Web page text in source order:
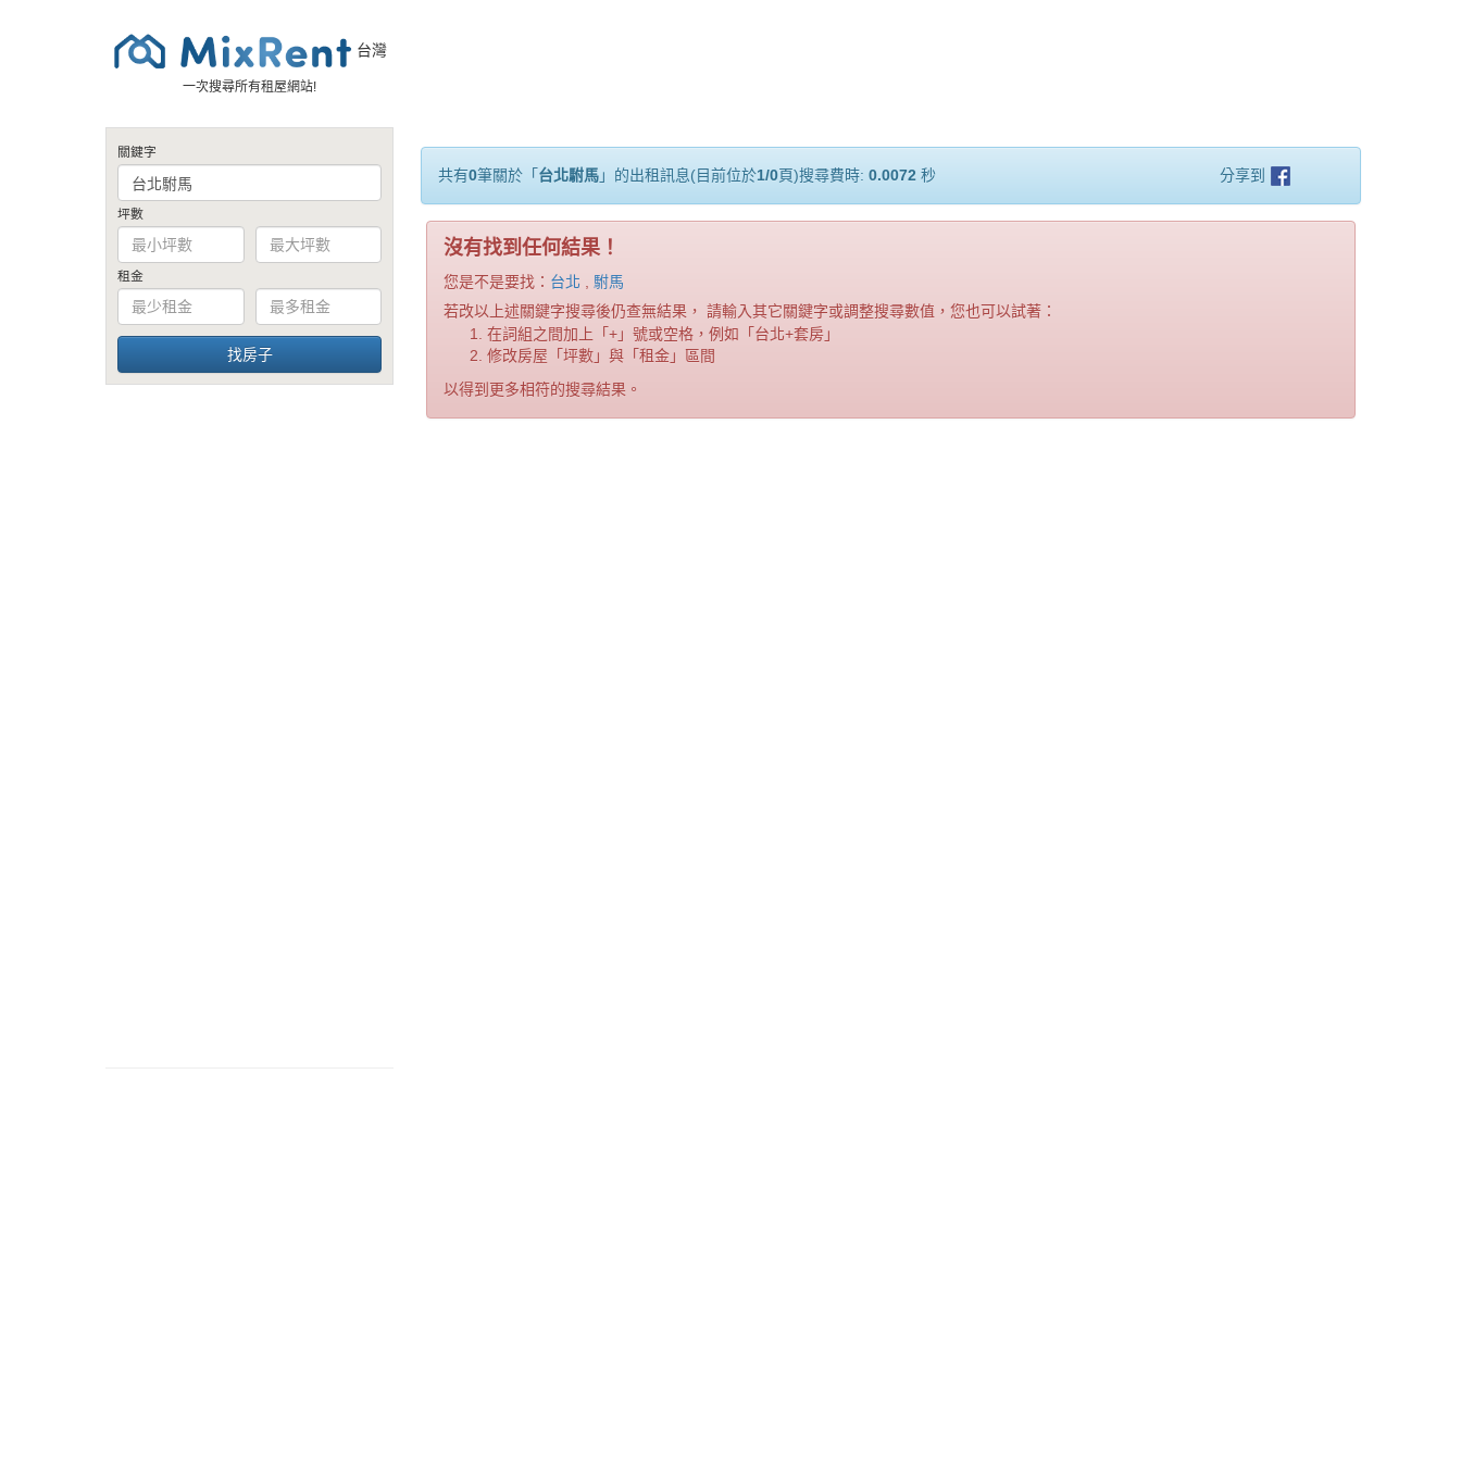
台灣
一次搜尋所有租屋網站!
關鍵字
坪數
租金
共有0筆關於「 台北駙馬」的出租訊息(目前位於1/0頁)搜尋費時: 0.0072 秒 分享到
沒有找到任何結果！
您是不是要找： 台北 , 駙馬
若改以上述關鍵字搜尋後仍查無結果， 請輸入其它關鍵字或調整搜尋數值，您也可以試著：
在詞組之間加上「+」號或空格，例如「台北+套房」
修改房屋「坪數」與「租金」區間
以得到更多相符的搜尋結果。